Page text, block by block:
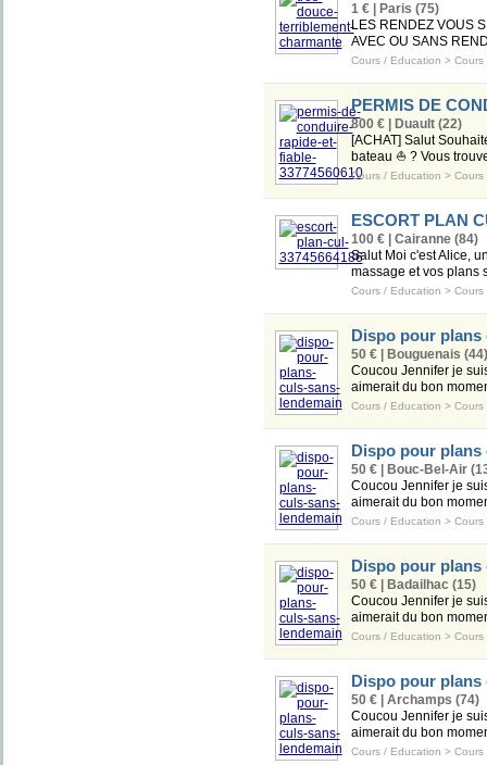
1 € | Paris (75)
LES RENDEZ VOUS
AVEC OU SANS
Cours / Education > Cours
PERMIS DE
800 € | Duault (22)
[ACHAT] Salut
bateau ⛵ ? Vous
Cours / Education > Cours
ESCORT PLAN
100 € | Cairanne (84)
Salut Moi c'est Alice,
massage et vos plans
Cours / Education > Cours
Dispo pour plans
50 € | Bouguenais (44)
Coucou Jennifer je
aimerait du bon
Cours / Education > Cours
Dispo pour plans
50 € | Bouc-Bel-Air
Coucou Jennifer je
aimerait du bon
Cours / Education > Cours
Dispo pour plans
50 € | Badailhac (15)
Coucou Jennifer je
aimerait du bon
Cours / Education > Cours
Dispo pour plans
50 € | Archamps (74)
Coucou Jennifer je
aimerait du bon
Cours / Education > Cours